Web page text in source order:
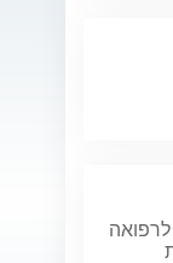
לרפואה